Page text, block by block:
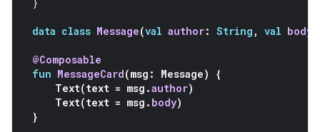
}
data class Message(val author: String , val body
@Composable
fun MessageCard(msg : Message)
{
Text(text = msg .author)
Text(text = msg . body)
}